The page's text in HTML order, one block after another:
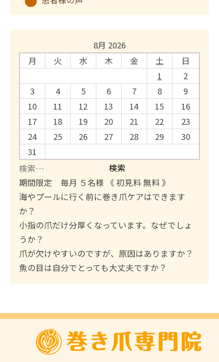
8月 2026
月
火 水 木 金 土
日
1
2
3
4 5 6 7 8
9
10
11 12 13 14 15
16
17
18 19 20 21 22
23
24
25 26 27 28 29
30
31
検
索
:
期間限定 毎月 ５名様 《 初見料 無料 》
海やプールに行く前に巻き爪ケアはできます
か？
小指の爪だけ分厚くなっています。なぜでしょ
うか？
爪が欠けやすいのですが、原因はありますか？
魚の目は自分でとっても大丈夫ですか？